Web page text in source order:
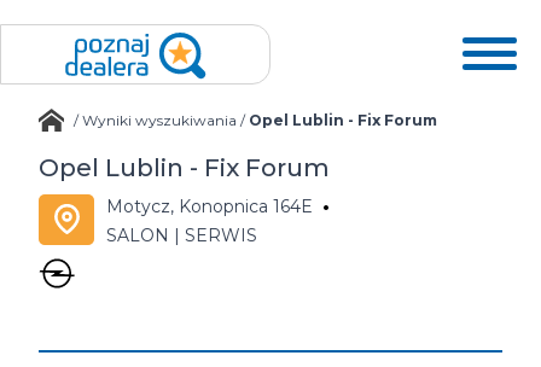
/Wyniki wyszukiwania / Opel Lublin - Fix Forum
Opel Lublin - Fix Forum
Motycz, Konopnica 164E
SALON | SERWIS